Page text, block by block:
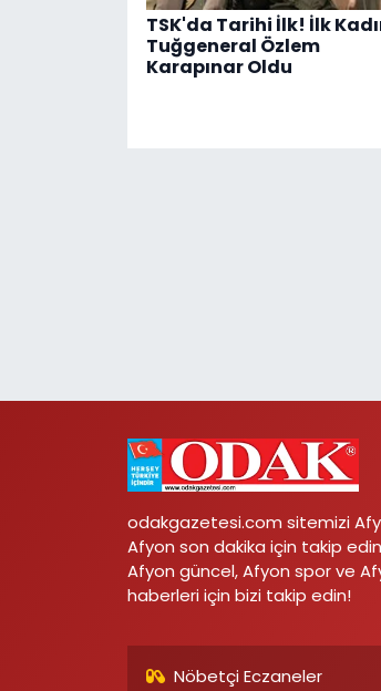
TSK'da Tarihi İlk! İlk
Tuğgeneral Özlem
Karapınar Oldu
odakgazetesi.com sitemizi
Afyon son dakika için takip
Afyon güncel, Afyon spor ve
haberleri için bizi takip edin!
Nöbetçi Eczaneler